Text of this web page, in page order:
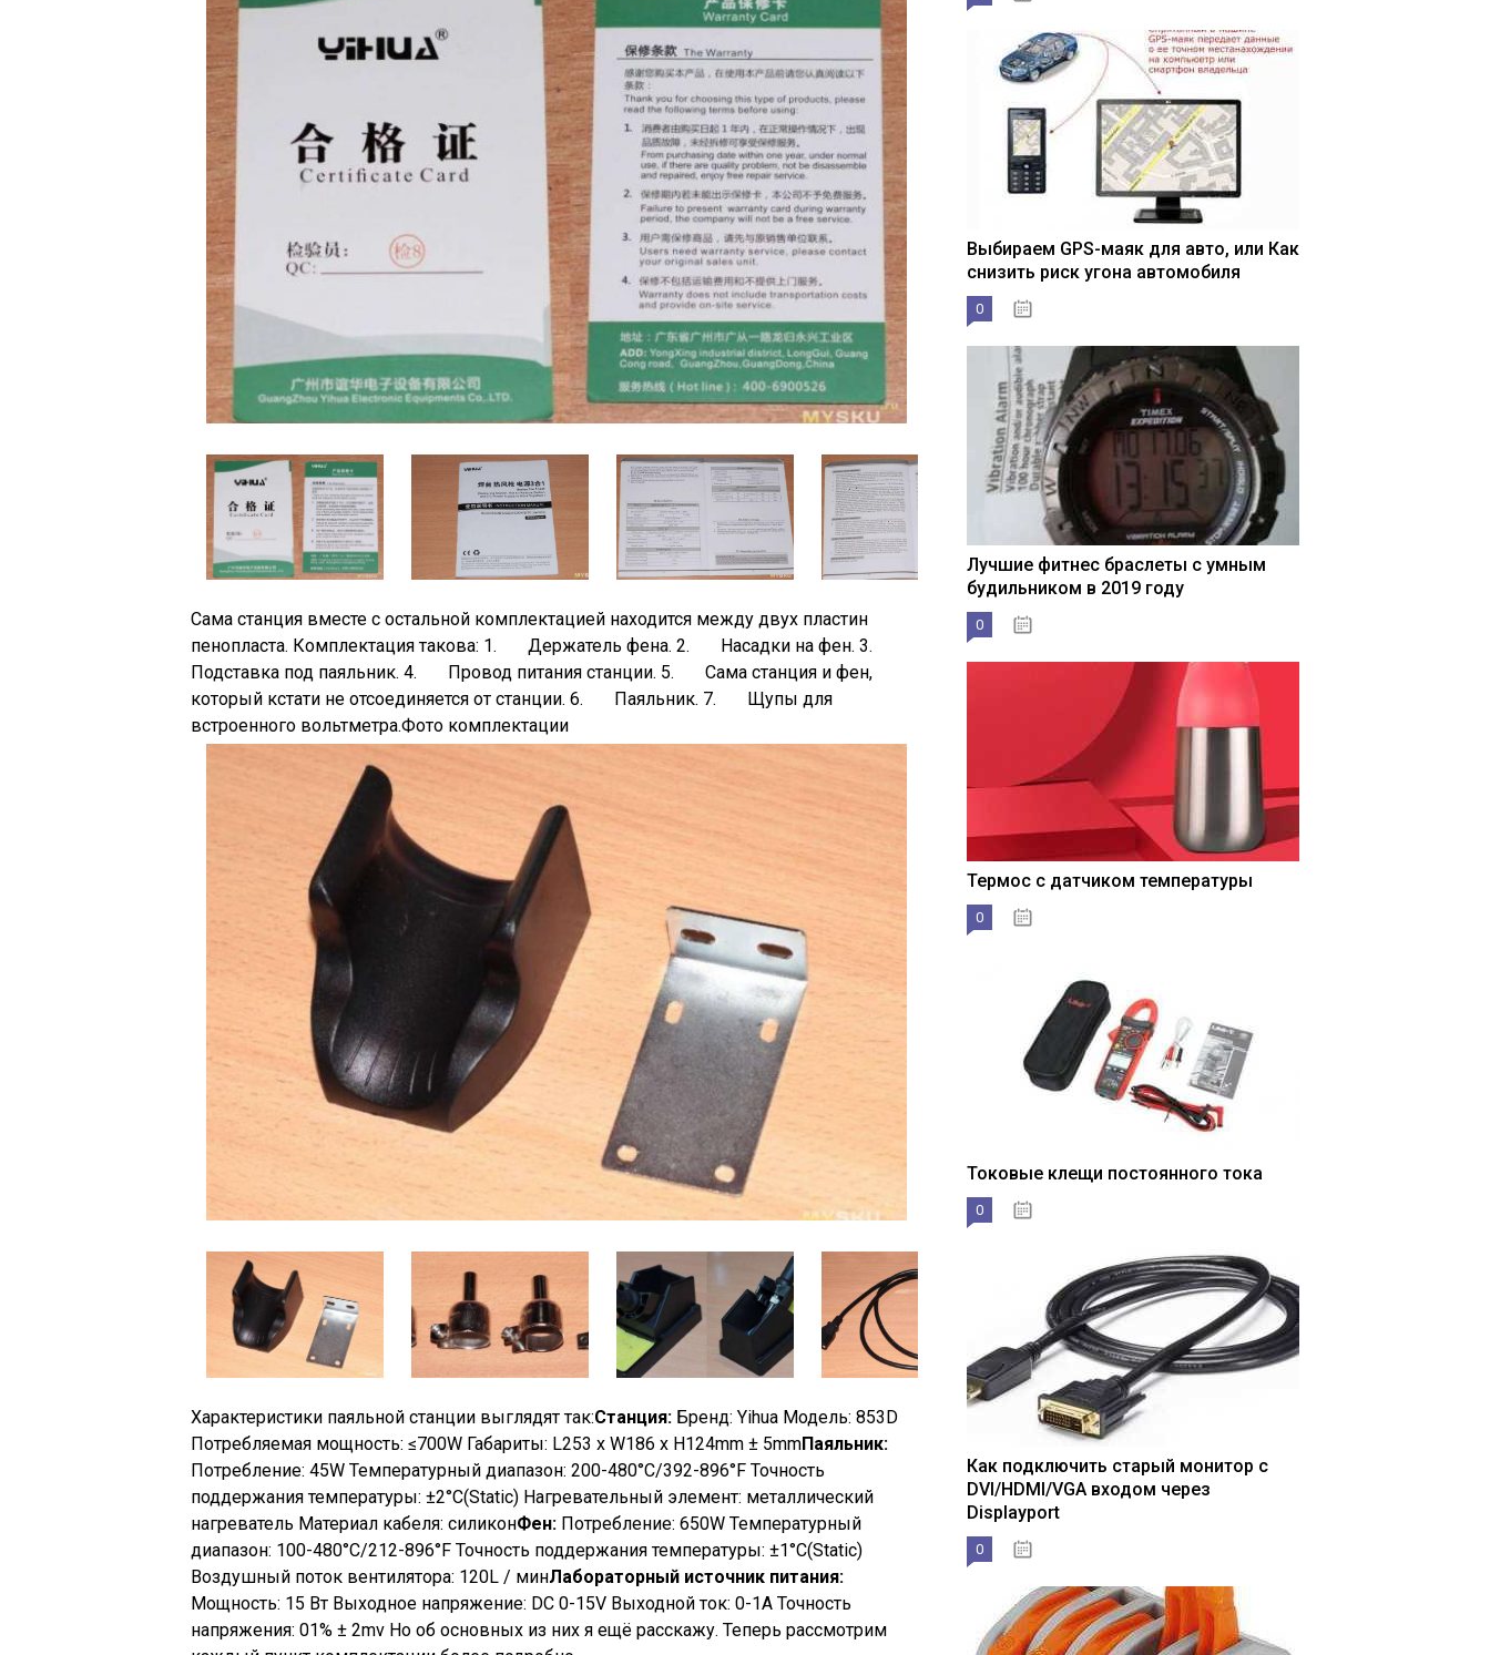
Сама станция вместе с остальной комплектацией находится между двух пластин
пенопласта. Комплектация такова: 1. Держатель фена. 2. Насадки на фен. 3.
Подставка под паяльник. 4. Провод питания станции. 5. Сама станция и фен,
который кстати не отсоединяется от станции. 6. Паяльник. 7. Щупы для
встроенного вольтметра.Фото комплектации
Характеристики паяльной станции выглядят так:Станция: Бренд: Yihua Модель: 853D
Потребляемая мощность: ≤700W Габариты: L253 x W186 x H124mm ± 5mmПаяльник:
Потребление: 45W Температурный диапазон: 200-480°C/392-896°F Точность
поддержания температуры: ±2°C(Static) Нагревательный элемент: металлический
нагреватель Материал кабеля: силиконФен: Потребление: 650W Температурный
диапазон: 100-480°C/212-896°F Точность поддержания температуры: ±1°C(Static)
Воздушный поток вентилятора: 120L / минЛабораторный источник питания:
Мощность: 15 Вт Выходное напряжение: DC 0-15V Выходной ток: 0-1A Точность
напряжения: 01% ± 2mv Но об основных из них я ещё расскажу. Теперь рассмотрим
Выбираем GPS-маяк для авто, или Как
снизить риск угона автомобиля
0
Лучшие фитнес браслеты с умным
будильником в 2019 году
0
Термос с датчиком температуры
0
Токовые клещи постоянного тока
0
Как подключить старый монитор с
DVI/HDMI/VGA входом через
Displayport
0